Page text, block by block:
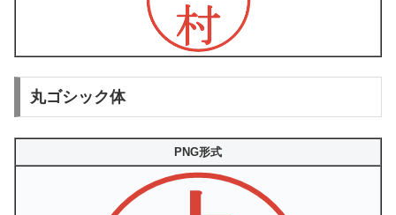
丸ゴシック体
PNG形式